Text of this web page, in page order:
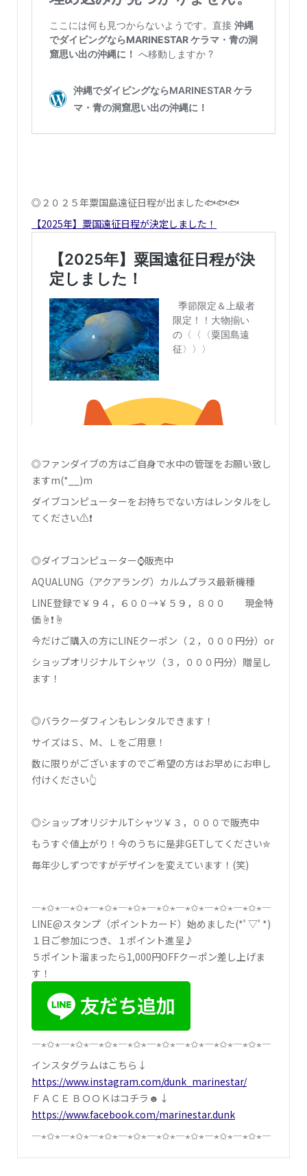
◎２０２５年粟国島遠征日程が出ました🐟🐟🐟
【2025年】粟国遠征日程が決定しました！
◎ファンダイブの方はご自身で水中の管理をお願い致し
ます‍m(*__)m
ダイブコンピューターをお持ちでない方はレンタルをし
てください⚠❗
◎ダイブコンピューター⌚販売中
AQUALUNG（アクアラング）カルムプラス最新機種
LINE登録で￥９４，６００→￥５９，８００ 現金特
価☝❗☝
今だけご購入の方にLINEクーポン（２，０００円分）or
ショップオリジナルＴシャツ（３，０００円分）贈呈し
ます！
◎バラクーダフィンもレンタルできます！
サイズはＳ、Ｍ、Ｌをご用意！
数に限りがございますのでご希望の方はお早めにお申し
付けください👆
◎ショップオリジナルTシャツ￥３，０００で販売中
もうすぐ値上がり！今のうちに是非GETしてください✮
毎年少しずつですがデザインを変えています！(笑)
―⋆✩⋆―⋆✩⋆―⋆✩⋆―⋆✩⋆―⋆✩⋆―⋆✩⋆―⋆✩⋆―⋆✩⋆―
LINE@スタンプ（ポイントカード）始めました(*ﾟ▽ﾟ*)
１日ご参加につき、１ポイント進呈♪
５ポイント溜まったら1,000円OFFクーポン差し上げま
す！
―⋆✩⋆―⋆✩⋆―⋆✩⋆―⋆✩⋆―⋆✩⋆―⋆✩⋆―⋆✩⋆―⋆✩⋆―
インスタグラムはこちら↓
https://www.instagram.com/dunk_marinestar/
ＦＡＣＥ ＢＯＯＫはコチラ☻↓
https://www.facebook.com/marinestar.dunk
―⋆✩⋆―⋆✩⋆―⋆✩⋆―⋆✩⋆―⋆✩⋆―⋆✩⋆―⋆✩⋆―⋆✩⋆―